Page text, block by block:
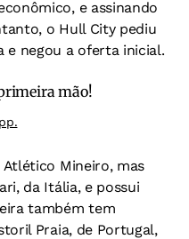
e assinando
o Hull City pediu
e negou a oferta inicial.
mão!
Mineiro, mas
da Itália, e possui
também tem
Praia, de Portugal,